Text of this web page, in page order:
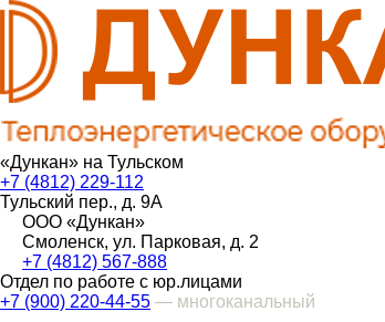
«Дункан» на Тульском
+7 (4812) 229-112
Тульский пер., д. 9А
ООО «Дункан»
Смоленск, ул. Парковая, д. 2
+7 (4812) 567-888
Отдел по работе с юр.лицами
+7 (900) 220-44-55 — многоканальный